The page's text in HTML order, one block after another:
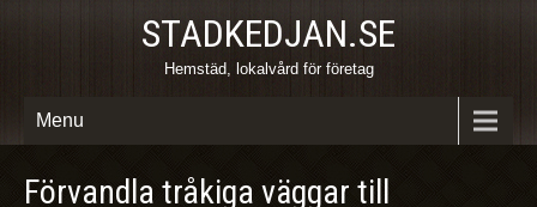
STADKEDJAN.SE
Hemstäd, lokalvård för företag
Menu
Förvandla tråkiga väggar till